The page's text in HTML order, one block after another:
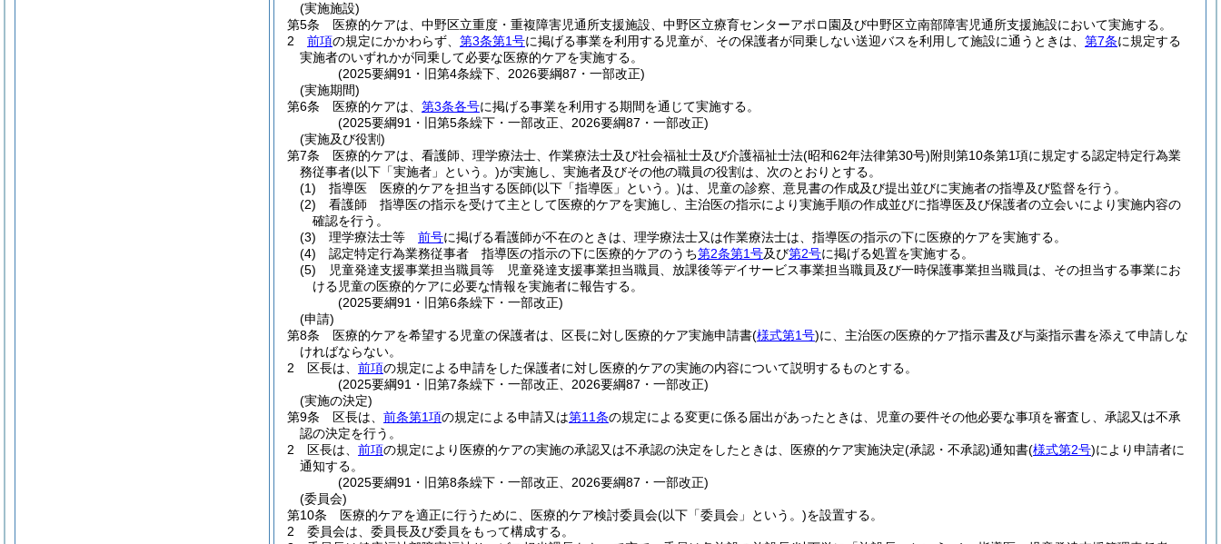
(実施施設)
第5条
医療的ケアは、中野区立重度・重複障害児通所支援施設、中野区立療育センターアポロ園及び中野区立南部障害児通所支援施設において実施する。
2
前項の規定にかかわらず、 第3条第1号に掲げる事業を利用する児童が、その保護者が同乗しない送迎バスを利用して施設に通うときは、 第7条に規定する
実施者のいずれかが同乗して必要な医療的ケアを実施する。
(2025要綱91・旧第4条繰下、2026要綱87・一部改正)
(実施期間)
第6条
医療的ケアは、 第3条各号に掲げる事業を利用する期間を通じて実施する。
(2025要綱91・旧第5条繰下・一部改正、2026要綱87・一部改正)
(実施及び役割)
第7条
医療的ケアは、看護師、理学療法士、作業療法士及び社会福祉士及び介護福祉士法(昭和62年法律第30号)附則第10条第1項に規定する認定特定行為業
務従事者(以下「実施者」という。)が実施し、実施者及びその他の職員の役割は、次のとおりとする。
(1)
指導医 医療的ケアを担当する医師(以下「指導医」という。)は、児童の診察、意見書の作成及び提出並びに実施者の指導及び監督を行う。
(2)
看護師 指導医の指示を受けて主として医療的ケアを実施し、主治医の指示により実施手順の作成並びに指導医及び保護者の立会いにより実施内容の
確認を行う。
(3)
理学療法士等 前号に掲げる看護師が不在のときは、理学療法士又は作業療法士は、指導医の指示の下に医療的ケアを実施する。
(4)
認定特定行為業務従事者 指導医の指示の下に医療的ケアのうち第2条第1号及び第2号に掲げる処置を実施する。
(5)
児童発達支援事業担当職員等 児童発達支援事業担当職員、放課後等デイサービス事業担当職員及び一時保護事業担当職員は、その担当する事業にお
ける児童の医療的ケアに必要な情報を実施者に報告する。
(2025要綱91・旧第6条繰下・一部改正)
(申請)
第8条
医療的ケアを希望する児童の保護者は、区長に対し医療的ケア実施申請書(様式第1号)に、主治医の医療的ケア指示書及び与薬指示書を添えて申請しな
ければならない。
2
区長は、 前項の規定による申請をした保護者に対し医療的ケアの実施の内容について説明するものとする。
(2025要綱91・旧第7条繰下・一部改正、2026要綱87・一部改正)
(実施の決定)
第9条
区長は、 前条第1項の規定による申請又は第11条の規定による変更に係る届出があったときは、児童の要件その他必要な事項を審査し、承認又は不承
認の決定を行う。
2
区長は、 前項の規定により医療的ケアの実施の承認又は不承認の決定をしたときは、医療的ケア実施決定(承認・不承認)通知書(様式第2号)により申請者に
通知する。
(2025要綱91・旧第8条繰下・一部改正、2026要綱87・一部改正)
(委員会)
第10条
医療的ケアを適正に行うために、医療的ケア検討委員会(以下「委員会」という。)を設置する。
2
委員会は、委員長及び委員をもって構成する。